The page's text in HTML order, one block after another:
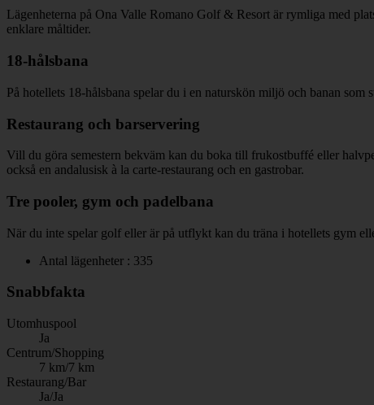
Lägenheterna på Ona Valle Romano Golf & Resort är rymliga med
enklare måltider.
18-hålsbana
På hotellets 18-hålsbana spelar du i en naturskön miljö och banan
Restaurang och barservering
Vill du göra semestern bekväm kan du boka till frukostbuffé eller
också en andalusisk à la carte-restaurang och en gastrobar.
Tre pooler, gym och padelbana
När du inte spelar golf eller är på utflykt kan du träna i hotellets gym
Antal lägenheter : 335
Snabbfakta
Utomhuspool
Ja
Centrum/Shopping
7 km/7 km
Restaurang/Bar
Ja/Ja